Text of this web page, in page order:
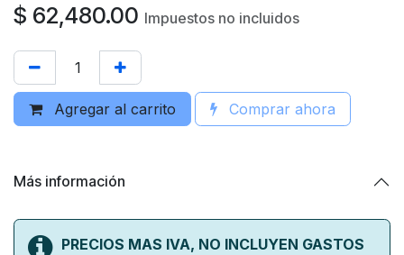
$ 62,480.00 Impuestos no incluidos
Agregar al carrito Comprar ahora
Más información
PRECIOS MAS IVA, NO INCLUYEN GASTOS